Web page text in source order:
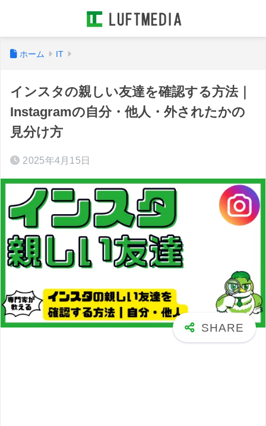
ホーム IT
インスタの親しい友達を確認する方法｜
Instagramの自分・他人・外されたかの
見分け方
2025年4月15日